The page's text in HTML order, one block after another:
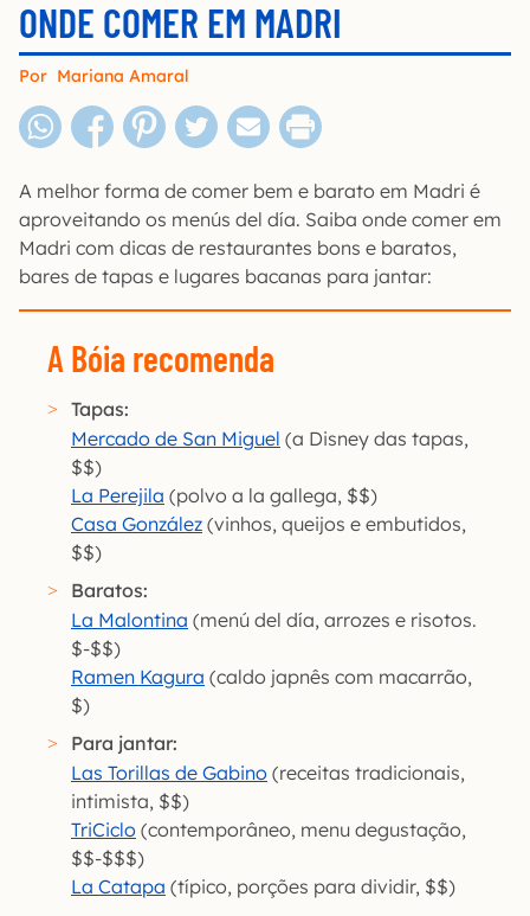
ONDE COMER EM MADRI
Por Mariana Amaral
A melhor forma de comer bem e barato em Madri é
aproveitando os menús del día. Saiba onde comer em
Madri com dicas de restaurantes bons e baratos,
bares de tapas e lugares bacanas para jantar:
A Bóia recomenda
Tapas:
Mercado de San Miguel (a Disney das tapas,
$$)
La Perejila (polvo a la gallega, $$)
Casa González (vinhos, queijos e embutidos,
$$)
Baratos:
La Malontina (menú del día, arrozes e risotos.
$-$$)
Ramen Kagura (caldo japnês com macarrão,
$)
Para jantar:
Las Torillas de Gabino (receitas tradicionais,
intimista, $$)
TriCiclo (contemporâneo, menu degustação,
$$-$$$)
La Catapa (típico, porções para dividir, $$)